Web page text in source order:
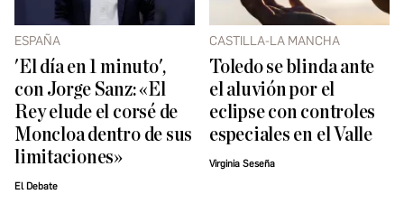
ESPAÑA
'El día en 1 minuto',
con Jorge Sanz: «El
Rey elude el corsé de
Moncloa dentro de sus
limitaciones»
El Debate
CASTILLA-LA MANCHA
Toledo se blinda ante
el aluvión por el
eclipse con controles
especiales en el Valle
Virginia Seseña